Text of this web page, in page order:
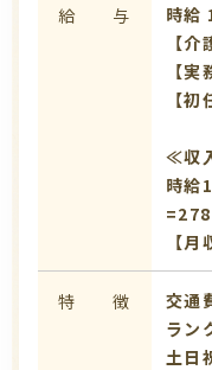
給 与
時給
【
【
【
≪収
時給
【
特 徴 交通
ラン
土日